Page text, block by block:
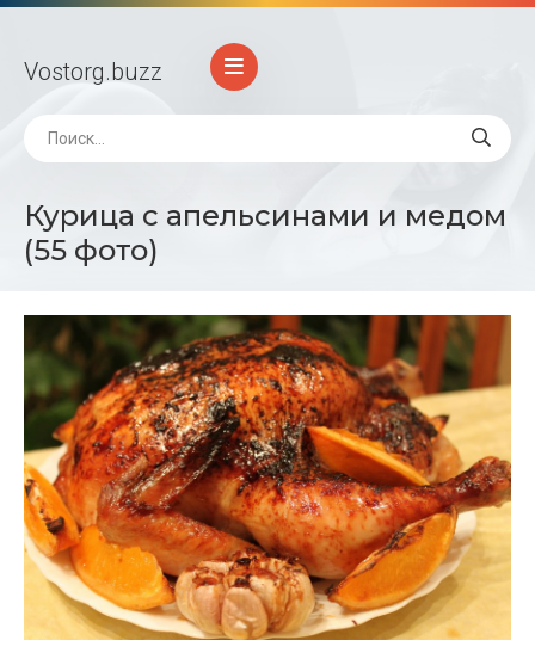
Vostorg.buzz
Курица с апельсинами и медом
(55 фото)